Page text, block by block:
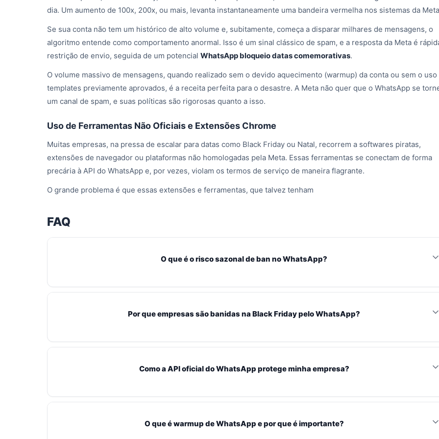
dia. Um aumento de 100x, 200x, ou mais, levanta instantaneamente uma bandeira vermelha nos sistemas da
Se sua conta não tem um histórico de alto volume e, subitamente, começa a disparar milhares de mensagens, o
algoritmo entende como comportamento anormal. Isso é um sinal clássico de spam, e a resposta da Meta é
restrição de envio, seguida de um potencial WhatsApp bloqueio datas comemorativas.
O volume massivo de mensagens, quando realizado sem o devido aquecimento (warmup) da conta ou sem o uso
templates previamente aprovados, é a receita perfeita para o desastre. A Meta não quer que o WhatsApp se
um canal de spam, e suas políticas são rigorosas quanto a isso.
Uso de Ferramentas Não Oficiais e Extensões Chrome
Muitas empresas, na pressa de escalar para datas como Black Friday ou Natal, recorrem a softwares piratas,
extensões de navegador ou plataformas não homologadas pela Meta. Essas ferramentas se conectam de forma
precária à API do WhatsApp e, por vezes, violam os termos de serviço de maneira flagrante.
O grande problema é que essas extensões e ferramentas, que talvez tenham
FAQ
O que é o risco sazonal de ban no WhatsApp?
O risco sazonal de ban no WhatsApp é o aumento exponencial de bloqueios de contas comerciais durante datas de
despreparadas, o que aciona os algoritmos de detecção de spam da Meta.
Por que empresas são banidas na Black Friday pelo WhatsApp?
Empresas são banidas na Black Friday principalmente por aumentarem drasticamente o volume de envios sem
interpretada como spam pelos sistemas da Meta, resultando em bloqueio.
Como a API oficial do WhatsApp protege minha empresa?
A API oficial do WhatsApp, como a oferecida pela SocialHub, é a única forma de realizar envios em massa com
o risco de bloqueios e permitindo volumes altos de mensagens com transparência.
O que é warmup de WhatsApp e por que é importante?